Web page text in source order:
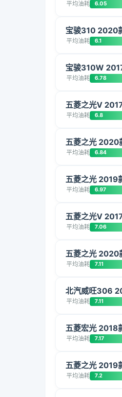
平均油耗 6.05
宝骏310 2020
平均油耗 6.1
宝骏310W
平均油耗 6.78
五菱之光V
平均油耗 6.8
五菱之光 2020
平均油耗 6.84
五菱之光 2019
平均油耗 6.97
五菱之光V
平均油耗 7.06
五菱之光 2020
平均油耗 7.11
北汽威旺306
平均油耗 7.11
五菱宏光 2018
平均油耗 7.17
五菱之光 2019
平均油耗 7.2